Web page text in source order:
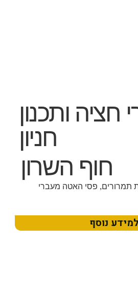
חציה ותכנון
חניון
חוף השרון
תמרורים, פסי האטה מעברי
למידע נוסף